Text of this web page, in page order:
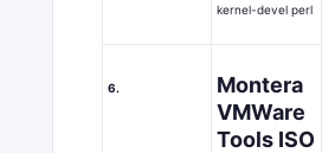
kernel-devel perl
6.
Montera
VMWare
Tools ISO